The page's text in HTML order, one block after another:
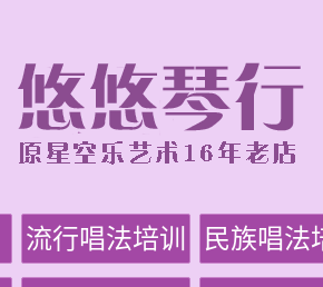
流行唱法培训 民族唱法